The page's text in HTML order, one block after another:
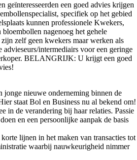
geïnteresseerden een goed advies krijgen
specifiek op het gebied
kunnen professionele Kwekers,
nagenoeg het gehele
zelf geen kwekers maar werken als
advieseurs/intermediairs voor een geringe
BELANGRIJK: U krijgt een goed
jonge nieuwe onderneming binnen de
staat Bol en Business nu al bekend om!
in de verandering bij haar relaties. Passie
en een persoonlijke aanpak de basis
lijnen in het maken van transacties tot
waarbij nauwkeurigheid nimmer